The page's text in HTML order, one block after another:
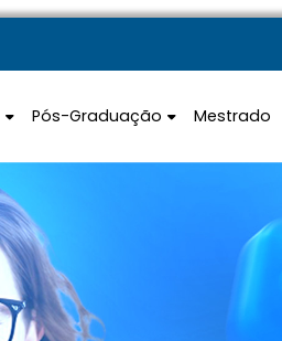
Pós-Graduação Mestrado